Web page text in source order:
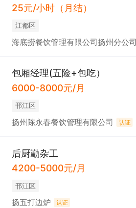
25元/小时（月结）
江都区
海底捞餐饮管理有限公司扬州分公司
包厢经理(五险+包吃）
6000-8000元/月
邗江区
扬州陈永春餐饮管理有限公司 认证
后厨勤杂工
4200-5000元/月
邗江区
扬五打边炉 认证